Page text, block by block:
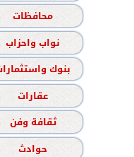
محافظات
نواب واحزاب
بنوك
عقارات
ثقافة وفن
حوادث